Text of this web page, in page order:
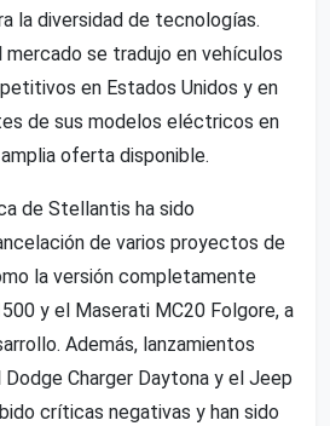
la diversidad de tecnologías.
mercado se tradujo en vehículos
en Estados Unidos y en
de sus modelos eléctricos en
oferta disponible.
de Stellantis ha sido
de varios proyectos de
la versión completamente
y el Maserati MC20 Folgore, a
Además, lanzamientos
Charger Daytona y el Jeep
críticas negativas y han sido